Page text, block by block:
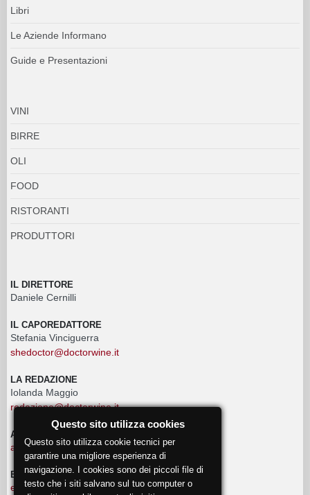
Libri
Le Aziende Informano
Guide e Presentazioni
VINI
BIRRE
OLI
FOOD
RISTORANTI
PRODUTTORI
IL DIRETTORE
Daniele Cernilli
IL CAPOREDATTORE
Stefania Vinciguerra
shedoctor@doctorwine.it
LA REDAZIONE
Iolanda Maggio
redazione@doctorwine.it
ADVERTISING
advertising@doctorwine.it
EVENTI
eventi@doctorwine.it
Questo sito utilizza cookies
Questo sito utilizza cookie tecnici per
garantire una migliore esperienza di
navigazione. I cookies sono dei piccoli file di
testo che i siti salvano sul tuo computer o